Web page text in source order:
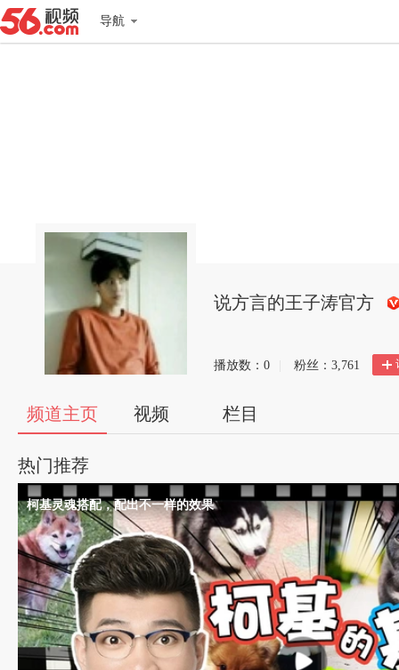
导航
说方言的王子涛官方
狐
频
自
媒
体
播放数： 0 粉丝： 3,761
频道主页 视频 栏目
热门推荐
柯基灵魂搭配，配出不一样的效果